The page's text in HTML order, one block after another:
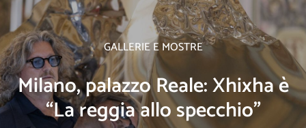
GALLERIE E MOSTRE
Milano, palazzo Reale: Xhixha è
“La reggia allo specchio”